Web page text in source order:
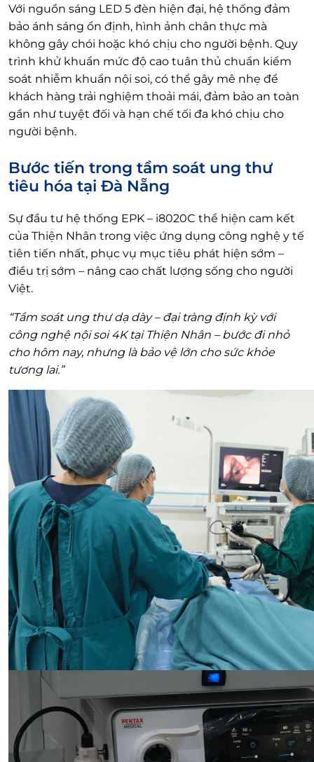
Với nguồn sáng LED 5 đèn hiện đại, hệ thống đảm
bảo ánh sáng ổn định, hình ảnh chân thực mà
không gây chói hoặc khó chịu cho người bệnh. Quy
trình khử khuẩn mức độ cao tuân thủ chuẩn kiểm
soát nhiễm khuẩn nội soi, có thể gây mê nhẹ để
khách hàng trải nghiệm thoải mái, đảm bảo an toàn
gần như tuyệt đối và hạn chế tối đa khó chịu cho
người bệnh.
Bước tiến trong tầm soát ung thư
tiêu hóa tại Đà Nẵng
Sự đầu tư hệ thống EPK – i8020C thể hiện cam kết
của Thiện Nhân trong việc ứng dụng công nghệ y tế
tiên tiến nhất, phục vụ mục tiêu phát hiện sớm –
điều trị sớm – nâng cao chất lượng sống cho người
Việt.
“Tầm soát ung thư dạ dày – đại tràng định kỳ với
công nghệ nội soi 4K tại Thiện Nhân – bước đi nhỏ
cho hôm nay, nhưng là bảo vệ lớn cho sức khỏe
tương lai.”